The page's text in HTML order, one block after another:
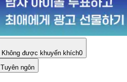
Không được khuyến khích0
Tuyên ngôn